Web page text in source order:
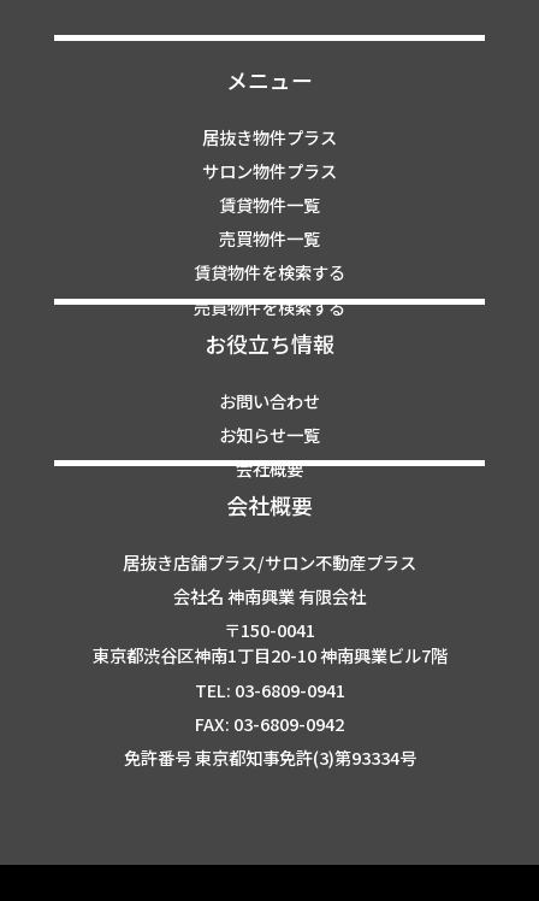
メニュー
居抜き物件プラス
サロン物件プラス
賃貸物件一覧
売買物件一覧
賃貸物件を検索する
売買物件を検索する
お役立ち情報
お問い合わせ
お知らせ一覧
会社概要
会社概要
居抜き店舗プラス/サロン不動産プラス
会社名 神南興業 有限会社
〒150-0041
東京都渋谷区神南1丁目20-10 神南興業ビル7階
TEL: 03-6809-0941
FAX: 03-6809-0942
免許番号 東京都知事免許(3)第93334号